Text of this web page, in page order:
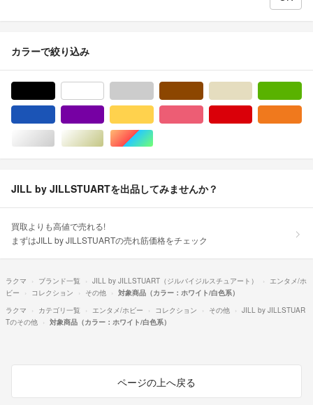
カラーで絞り込み
シルバー/銀色系ゴールド/金色系マルチカラー
JILL by JILLSTUARTを出品してみませんか？
買取よりも高値で売れる!
まずはJILL by JILLSTUARTの売れ筋価格をチェック
ラクマ ブランド一覧 JILL by JILLSTUART（ジルバイジルスチュアート）
エンタメ/ホ
ビー
コレクション その他
対象商品（カラー：ホワイト/白色系）
ラクマ
カテゴリ一覧 エンタメ/ホビー コレクション その他
JILL by JILLSTUAR
Tのその他
対象商品（カラー：ホワイト/白色系）
ページの上へ戻る